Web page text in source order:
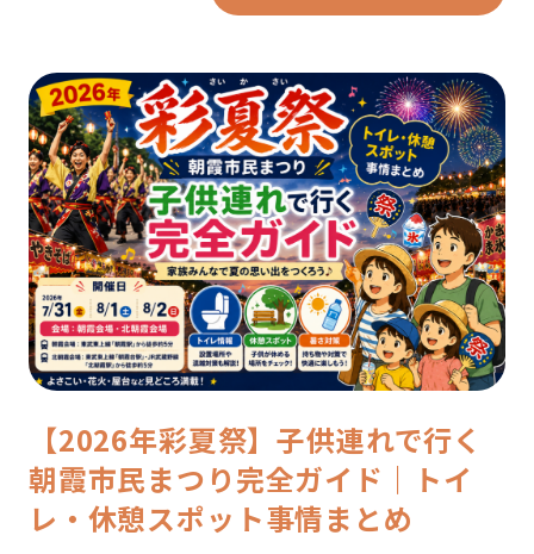
【2026年彩夏祭】子供連れで行く
朝霞市民まつり完全ガイド｜トイ
レ・休憩スポット事情まとめ